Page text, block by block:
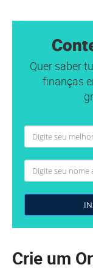
Quer saber
finanças
Crie um